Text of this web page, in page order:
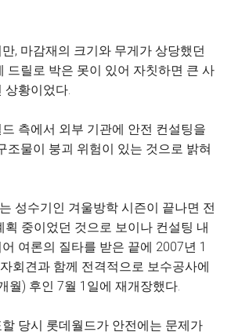
, 마감재의 크기와 무게가 상당했던
드릴로 박은 못이 있어 자칫하면 큰 사
상황이었다.
측에서 외부 기관에 안전 컨설팅을
조물이 붕괴 위험이 있는 것으로 밝혀
성수기인 겨울방학 시즌이 끝나면 전
획 중이었던 것으로 보이나 컨설팅 내
여론의 질타를 받은 끝에 2007년 1
회견과 함께 전격적으로 보수공사에
월) 후인 7월 1일에 재개장했다.
당시 롯데월드가 안전에는 문제가